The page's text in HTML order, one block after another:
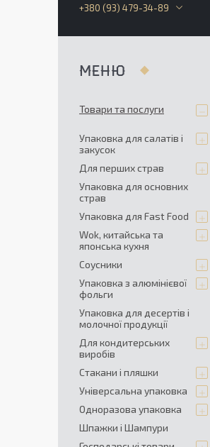
+380 (93) 479-34-89
Товари та послуги
Упаковка для салатів і
закусок
Для перших страв
Упаковка для основних
страв
Упаковка для Fast Food
Wok, китайська та
японська кухня
Соусники
Упаковка з алюмінієвої
фольги
Упаковка для десертів і
молочної продукції
Для кондитерських
виробів
Стакани і пляшки
Універсальна упаковка
Одноразова упаковка
Шпажки і Шампури